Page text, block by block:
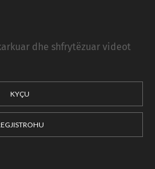
dhe shfrytëzuar videot
KYÇU